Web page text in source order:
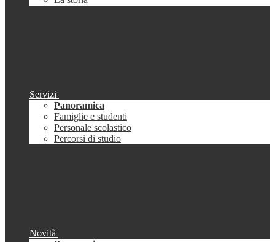
Servizi
Panoramica
Famiglie e studenti
Personale scolastico
Percorsi di studio
Novità